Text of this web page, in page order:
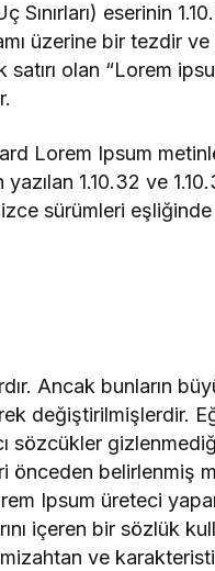
eserinin
üzerine bir tezdir
olan “Lorem
Lorem Ipsum
1.10.32 ve
sürümleri
Ancak bunların
değiştirilmişlerdir.
sözcükler
belirlenmiş
Ipsum üreteci
içeren bir sözlük
ve